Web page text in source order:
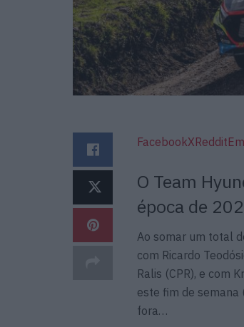
FacebookXReddit
O Team
época de
Ao somar um total
com Ricardo
Ralis (CPR), e com
este fim de semana
fora…